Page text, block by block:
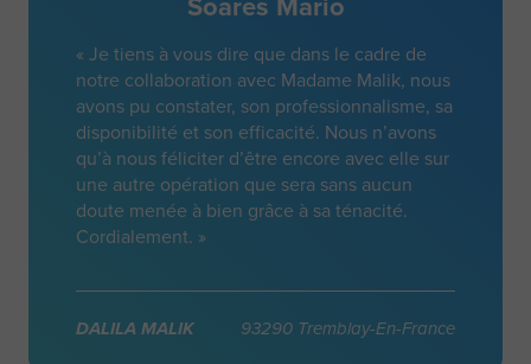
« Je tiens à vous dire que dans le cadre de
notre collaboration avec Madame Malik, nous
avons pu constater, son professionnalisme, sa
disponibilité et son efficacité. Nous n’avons
qu’à nous féliciter d’être encore avec elle sur
une autre opération que sera sans aucun
doute menée à bien grâce à sa ténacité.
Cordialement. »
DALILA MALIK 93290 Tremblay-En-France